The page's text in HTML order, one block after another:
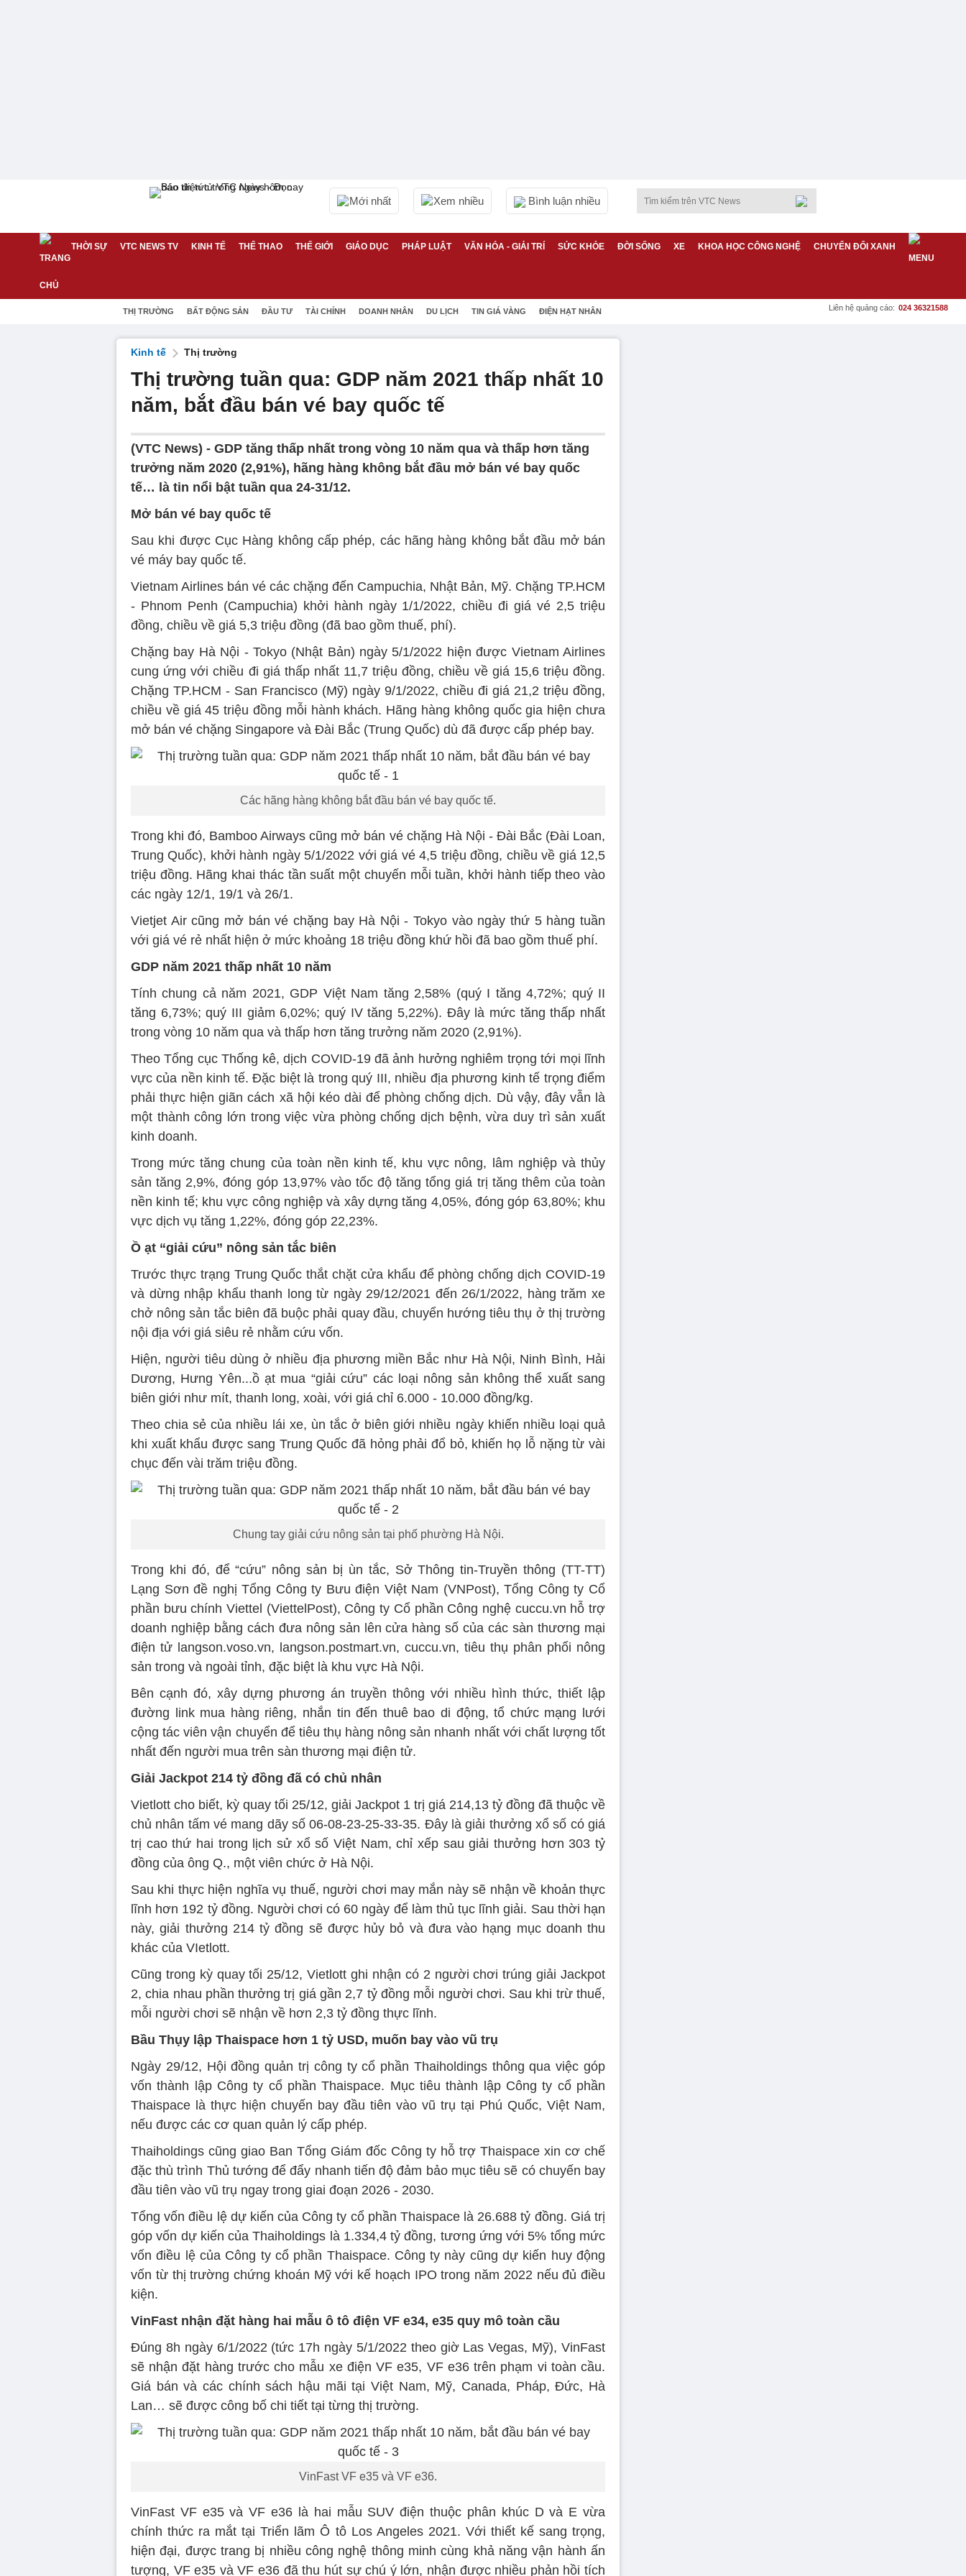
Mới nhất Xem nhiều Bình luận nhiều
THỜI SỰ VTC NEWS TV KINH TẾ THỂ THAO THẾ GIỚI GIÁO DỤC PHÁP LUẬT VĂN HÓA - GIẢI TRÍ SỨC KHỎE ĐỜI SỐNG XE KHOA HỌC CÔNG NGHỆ CHUYỂN ĐỔI XANH
THỊ TRƯỜNG BẤT ĐỘNG SẢN ĐẦU TƯ TÀI CHÍNH DOANH NHÂN DU LỊCH TIN GIÁ VÀNG ĐIỆN HẠT NHÂN Liên hệ quảng cáo: 024 36321588
Kinh tế Thị trường
Thị trường tuần qua: GDP năm 2021 thấp nhất 10
năm, bắt đầu bán vé bay quốc tế
(VTC News) - GDP tăng thấp nhất trong vòng 10 năm qua và thấp hơn tăng
trưởng năm 2020 (2,91%), hãng hàng không bắt đầu mở bán vé bay quốc
tế… là tin nổi bật tuần qua 24-31/12.
Mở bán vé bay quốc tế
Sau khi được Cục Hàng không cấp phép, các hãng hàng không bắt đầu mở bán
vé máy bay quốc tế.
Vietnam Airlines bán vé các chặng đến Campuchia, Nhật Bản, Mỹ. Chặng TP.HCM
- Phnom Penh (Campuchia) khởi hành ngày 1/1/2022, chiều đi giá vé 2,5 triệu
đồng, chiều về giá 5,3 triệu đồng (đã bao gồm thuế, phí).
Chặng bay Hà Nội - Tokyo (Nhật Bản) ngày 5/1/2022 hiện được Vietnam Airlines
cung ứng với chiều đi giá thấp nhất 11,7 triệu đồng, chiều về giá 15,6 triệu đồng.
Chặng TP.HCM - San Francisco (Mỹ) ngày 9/1/2022, chiều đi giá 21,2 triệu đồng,
chiều về giá 45 triệu đồng mỗi hành khách. Hãng hàng không quốc gia hiện chưa
mở bán vé chặng Singapore và Đài Bắc (Trung Quốc) dù đã được cấp phép bay.
Các hãng hàng không bắt đầu bán vé bay quốc tế.
Trong khi đó, Bamboo Airways cũng mở bán vé chặng Hà Nội - Đài Bắc (Đài Loan,
Trung Quốc), khởi hành ngày 5/1/2022 với giá vé 4,5 triệu đồng, chiều về giá 12,5
triệu đồng. Hãng khai thác tần suất một chuyến mỗi tuần, khởi hành tiếp theo vào
các ngày 12/1, 19/1 và 26/1.
Vietjet Air cũng mở bán vé chặng bay Hà Nội - Tokyo vào ngày thứ 5 hàng tuần
với giá vé rẻ nhất hiện ở mức khoảng 18 triệu đồng khứ hồi đã bao gồm thuế phí.
GDP năm 2021 thấp nhất 10 năm
Tính chung cả năm 2021, GDP Việt Nam tăng 2,58% (quý I tăng 4,72%; quý II
tăng 6,73%; quý III giảm 6,02%; quý IV tăng 5,22%). Đây là mức tăng thấp nhất
trong vòng 10 năm qua và thấp hơn tăng trưởng năm 2020 (2,91%).
Theo Tổng cục Thống kê, dịch COVID-19 đã ảnh hưởng nghiêm trọng tới mọi lĩnh
vực của nền kinh tế. Đặc biệt là trong quý III, nhiều địa phương kinh tế trọng điểm
phải thực hiện giãn cách xã hội kéo dài để phòng chống dịch. Dù vậy, đây vẫn là
một thành công lớn trong việc vừa phòng chống dịch bệnh, vừa duy trì sản xuất
kinh doanh.
Trong mức tăng chung của toàn nền kinh tế, khu vực nông, lâm nghiệp và thủy
sản tăng 2,9%, đóng góp 13,97% vào tốc độ tăng tổng giá trị tăng thêm của toàn
nền kinh tế; khu vực công nghiệp và xây dựng tăng 4,05%, đóng góp 63,80%; khu
vực dịch vụ tăng 1,22%, đóng góp 22,23%.
Ồ ạt “giải cứu” nông sản tắc biên
Trước thực trạng Trung Quốc thắt chặt cửa khẩu để phòng chống dịch COVID-19
và dừng nhập khẩu thanh long từ ngày 29/12/2021 đến 26/1/2022, hàng trăm xe
chở nông sản tắc biên đã buộc phải quay đầu, chuyển hướng tiêu thụ ở thị trường
nội địa với giá siêu rẻ nhằm cứu vốn.
Hiện, người tiêu dùng ở nhiều địa phương miền Bắc như Hà Nội, Ninh Bình, Hải
Dương, Hưng Yên...ồ ạt mua “giải cứu” các loại nông sản không thể xuất sang
biên giới như mít, thanh long, xoài, với giá chỉ 6.000 - 10.000 đồng/kg.
Theo chia sẻ của nhiều lái xe, ùn tắc ở biên giới nhiều ngày khiến nhiều loại quả
khi xuất khẩu được sang Trung Quốc đã hỏng phải đổ bỏ, khiến họ lỗ nặng từ vài
chục đến vài trăm triệu đồng.
Chung tay giải cứu nông sản tại phố phường Hà Nội.
Trong khi đó, để “cứu” nông sản bị ùn tắc, Sở Thông tin-Truyền thông (TT-TT)
Lạng Sơn đề nghị Tổng Công ty Bưu điện Việt Nam (VNPost), Tổng Công ty Cổ
phần bưu chính Viettel (ViettelPost), Công ty Cổ phần Công nghệ cuccu.vn hỗ trợ
doanh nghiệp bằng cách đưa nông sản lên cửa hàng số của các sàn thương mại
điện tử langson.voso.vn, langson.postmart.vn, cuccu.vn, tiêu thụ phân phối nông
sản trong và ngoài tỉnh, đặc biệt là khu vực Hà Nội.
Bên cạnh đó, xây dựng phương án truyền thông với nhiều hình thức, thiết lập
đường link mua hàng riêng, nhắn tin đến thuê bao di động, tổ chức mạng lưới
cộng tác viên vận chuyển để tiêu thụ hàng nông sản nhanh nhất với chất lượng tốt
nhất đến người mua trên sàn thương mại điện tử.
Giải Jackpot 214 tỷ đồng đã có chủ nhân
Vietlott cho biết, kỳ quay tối 25/12, giải Jackpot 1 trị giá 214,13 tỷ đồng đã thuộc về
chủ nhân tấm vé mang dãy số 06-08-23-25-33-35. Đây là giải thưởng xổ số có giá
trị cao thứ hai trong lịch sử xổ số Việt Nam, chỉ xếp sau giải thưởng hơn 303 tỷ
đồng của ông Q., một viên chức ở Hà Nội.
Sau khi thực hiện nghĩa vụ thuế, người chơi may mắn này sẽ nhận về khoản thực
lĩnh hơn 192 tỷ đồng. Người chơi có 60 ngày để làm thủ tục lĩnh giải. Sau thời hạn
này, giải thưởng 214 tỷ đồng sẽ được hủy bỏ và đưa vào hạng mục doanh thu
khác của VIetlott.
Cũng trong kỳ quay tối 25/12, Vietlott ghi nhận có 2 người chơi trúng giải Jackpot
2, chia nhau phần thưởng trị giá gần 2,7 tỷ đồng mỗi người chơi. Sau khi trừ thuế,
mỗi người chơi sẽ nhận về hơn 2,3 tỷ đồng thực lĩnh.
Bầu Thụy lập Thaispace hơn 1 tỷ USD, muốn bay vào vũ trụ
Ngày 29/12, Hội đồng quản trị công ty cổ phần Thaiholdings thông qua việc góp
vốn thành lập Công ty cổ phần Thaispace. Mục tiêu thành lập Công ty cổ phần
Thaispace là thực hiện chuyến bay đầu tiên vào vũ trụ tại Phú Quốc, Việt Nam,
nếu được các cơ quan quản lý cấp phép.
Thaiholdings cũng giao Ban Tổng Giám đốc Công ty hỗ trợ Thaispace xin cơ chế
đặc thù trình Thủ tướng để đẩy nhanh tiến độ đảm bảo mục tiêu sẽ có chuyến bay
đầu tiên vào vũ trụ ngay trong giai đoạn 2026 - 2030.
Tổng vốn điều lệ dự kiến của Công ty cổ phần Thaispace là 26.688 tỷ đồng. Giá trị
góp vốn dự kiến của Thaiholdings là 1.334,4 tỷ đồng, tương ứng với 5% tổng mức
vốn điều lệ của Công ty cổ phần Thaispace. Công ty này cũng dự kiến huy động
vốn từ thị trường chứng khoán Mỹ với kế hoạch IPO trong năm 2022 nếu đủ điều
kiện.
VinFast nhận đặt hàng hai mẫu ô tô điện VF e34, e35 quy mô toàn cầu
Đúng 8h ngày 6/1/2022 (tức 17h ngày 5/1/2022 theo giờ Las Vegas, Mỹ), VinFast
sẽ nhận đặt hàng trước cho mẫu xe điện VF e35, VF e36 trên phạm vi toàn cầu.
Giá bán và các chính sách hậu mãi tại Việt Nam, Mỹ, Canada, Pháp, Đức, Hà
Lan… sẽ được công bố chi tiết tại từng thị trường.
VinFast VF e35 và VF e36.
VinFast VF e35 và VF e36 là hai mẫu SUV điện thuộc phân khúc D và E vừa
chính thức ra mắt tại Triển lãm Ô tô Los Angeles 2021. Với thiết kế sang trọng,
hiện đại, được trang bị nhiều công nghệ thông minh cùng khả năng vận hành ấn
tượng, VF e35 và VF e36 đã thu hút sự chú ý lớn, nhận được nhiều phản hồi tích